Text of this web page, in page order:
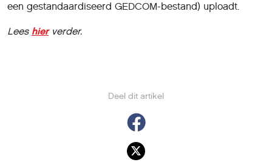
Deel dit artikel
een gestandaardiseerd GEDCOM-bestand) uploadt.
Lees hierverder.